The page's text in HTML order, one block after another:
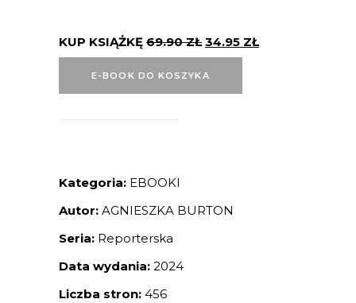
KUP KSIĄŻKĘ 69.90ZŁ 34.95 ZŁ
E-BOOK DO KOSZYKA
Kategoria: EBOOKI
Autor: AGNIESZKA BURTON
Seria: Reporterska
Data wydania: 2024
Liczba stron: 456